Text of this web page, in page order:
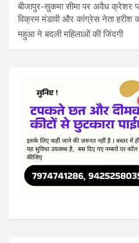
बीजापुर-सुकमा सीमा पर अवैध क्रेशर
विक्रम मंडावी और कांग्रेस नेता हरीश
महुआ ने बदली महिलाओं की जिंदगी